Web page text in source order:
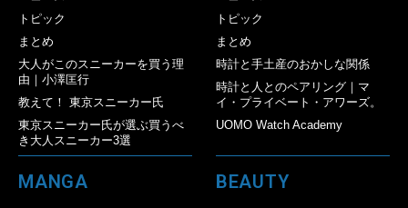
トピック
まとめ
大人がこのスニーカーを買う理
由｜小澤匡行
教えて！ 東京スニーカー氏
東京スニーカー氏が選ぶ買うべ
き大人スニーカー3選
トピック
まとめ
時計と手土産のおかしな関係
時計と人とのペアリング｜マ
イ・プライベート・アワーズ。
UOMO Watch Academy
MANGA BEAUTY